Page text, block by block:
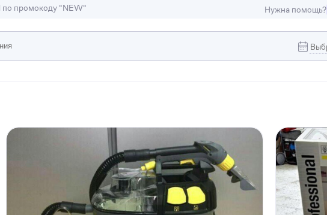
по промокоду "NEW" Нужна помощь?
коттеджи, таунхаусы
Тематические помещения